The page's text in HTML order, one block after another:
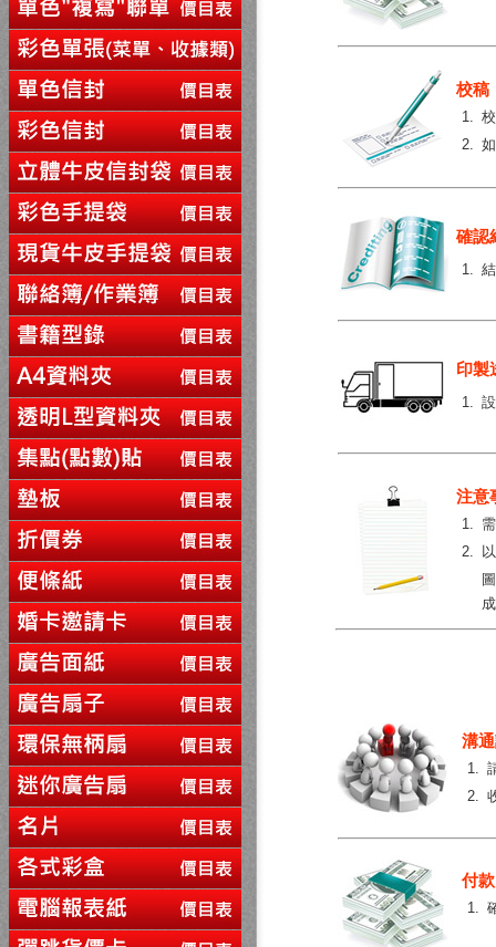
校稿
1.
2.
確認
1.
印製
1.
注意
1.
2.
溝
1.
2.
付款
1.